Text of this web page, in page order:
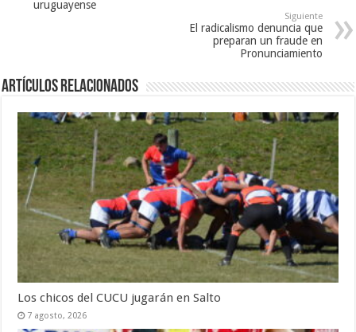
uruguayense
Siguiente
El radicalismo denuncia que
preparan un fraude en
Pronunciamiento
Artículos Relacionados
Los chicos del CUCU jugarán en Salto
7 agosto, 2026